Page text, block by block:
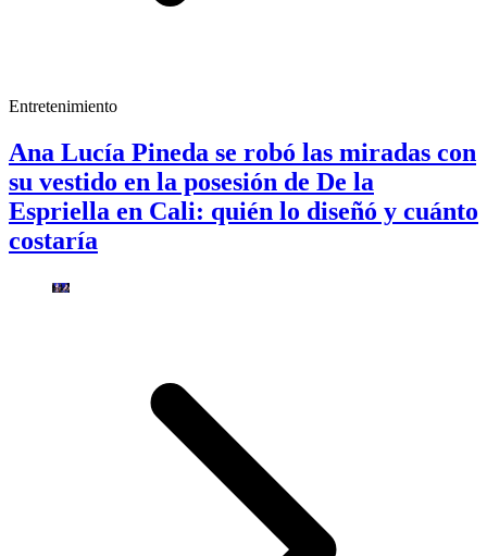
Entretenimiento
Ana Lucía Pineda se robó las miradas con
su vestido en la posesión de De la
Espriella en Cali: quién lo diseñó y cuánto
costaría